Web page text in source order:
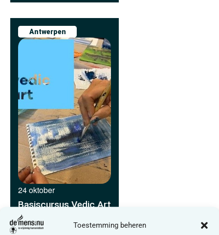
Toestemming beheren
Antwerpen
24 oktober
Basiscursus Vedic Art